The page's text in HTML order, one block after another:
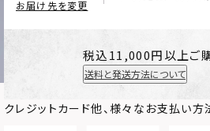
お届け先を変更
税込11,000円以上ご
送料と発送方法について
クレジットカード他、様々なお支払い